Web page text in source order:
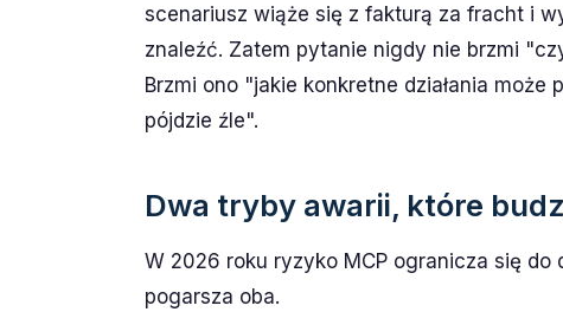
scenariusz wiąże się z fakturą za fracht i
znaleźć. Zatem pytanie nigdy nie brzmi
Brzmi ono "jakie konkretne działania
pójdzie źle".
Dwa tryby awarii, które
W 2026 roku ryzyko MCP ogranicza się
pogarsza oba.